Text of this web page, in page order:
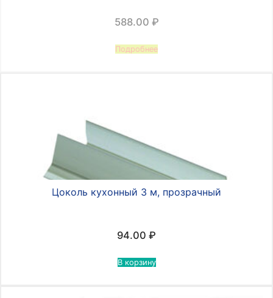
588.00 ₽
Подробнее
Цоколь кухонный 3 м, прозрачный
94.00 ₽
В корзину